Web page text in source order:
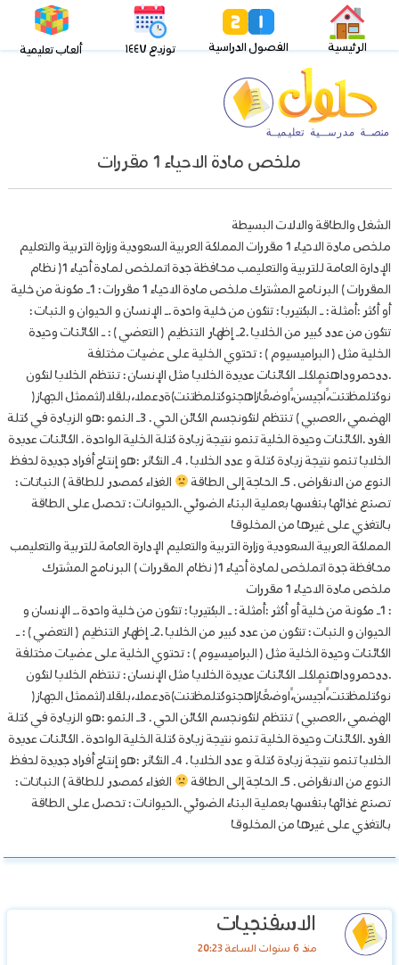
الرئيسية الفصول الدراسية توزيع ١٤٤٧ ألعاب تعليمية
ملخص مادة الاحياء 1 مقررات
الشغل والطاقة والالات البسيطة
ملخص مادة الاحياء 1 مقررات المملكة العربية السعودية وزارة التربية والتعليم
الإدارة العامة للتربية والتعليمب محافظة جدة اتملخص لمادة أحياء 1( نظام
المقررات ) البرنامج المشترك ملخص مادة الاحياء 1 مقررات : 1ـ مكونة من خلية
أو أكثر :أمثلة : ـ البكتيريا : تتكون من خلية واحدة .ـ الإنسان و الحيوان و النبات :
تتكون من عدد كبير من الخلايا .2ـ إظهار التنظيم ( التعضي ) : ـ الكائنات وحيدة
الخلية مثل ( البراميسيوم ) : تحتوي الخلية على عضيات مختلفة
.ددحمروداهنمٍلكلـ الكائنات عديدة الخلايا مثل الإنسان : تنتظم الخلايا لتكون
نوكتلمظتنت،ًاجيسن،ًاوضعًازاهجنوكتلمظتنت)ةدعملا،بلقلا(لثممثل الجهاز(
الهضمي ،العصبي ) تنتظم لتكونجسم الكائن الحي . 3ـ النمو :هو الزيادة في كتلة
الفرد .الكائنات وحيدة الخلية تنمو نتيجة زيادة كتلة الخلية الواحدة . الكائنات عديدة
الخلايا تنمو نتيجة زيادة كتلة و عدد الخلايا . 4ـ التكاثر :هو إنتاج أفراد جديدة لحفظ
النوع من الانقراض . 5ـ الحاجة إلى الطاقة
الغذاء كمصدر للطاقة ) النباتات :
تصنع غذائها بنفسها بعملية البناء الضوئي .الحيوانات : تحصل على الطاقة
بالتغذي على غيرها من المخلوقا
المملكة العربية السعودية وزارة التربية والتعليم الإدارة العامة للتربية والتعليمب
محافظة جدة اتملخص لمادة أحياء 1( نظام المقررات ) البرنامج المشترك
ملخص مادة الاحياء 1 مقررات
: 1ـ مكونة من خلية أو أكثر :أمثلة : ـ البكتيريا : تتكون من خلية واحدة .ـ الإنسان و
الحيوان و النبات : تتكون من عدد كبير من الخلايا .2ـ إظهار التنظيم ( التعضي ) : ـ
الكائنات وحيدة الخلية مثل ( البراميسيوم ) : تحتوي الخلية على عضيات مختلفة
.ددحمروداهنمٍلكلـ الكائنات عديدة الخلايا مثل الإنسان : تنتظم الخلايا لتكون
نوكتلمظتنت،ًاجيسن،ًاوضعًازاهجنوكتلمظتنت)ةدعملا،بلقلا(لثممثل الجهاز(
الهضمي ،العصبي ) تنتظم لتكونجسم الكائن الحي . 3ـ النمو :هو الزيادة في كتلة
الفرد .الكائنات وحيدة الخلية تنمو نتيجة زيادة كتلة الخلية الواحدة . الكائنات عديدة
الخلايا تنمو نتيجة زيادة كتلة و عدد الخلايا . 4ـ التكاثر :هو إنتاج أفراد جديدة لحفظ
النوع من الانقراض . 5ـ الحاجة إلى الطاقة
الغذاء كمصدر للطاقة ) النباتات :
تصنع غذائها بنفسها بعملية البناء الضوئي .الحيوانات : تحصل على الطاقة
بالتغذي على غيرها من المخلوقا
الاسفنجيات
منذ 6 سنوات الساعة 20:23